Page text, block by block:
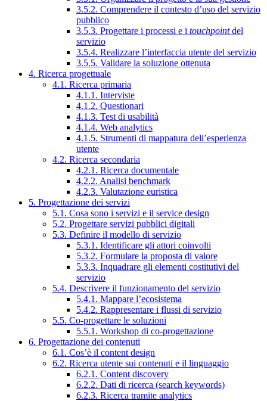
3.5.2. Comprendere il contesto d’uso del servizio
pubblico
3.5.3. Progettare i processi e i touchpointdel
servizio
3.5.4. Realizzare l’interfaccia utente del servizio
3.5.5. Validare la soluzione ottenuta
4. Ricerca progettuale
4.1. Ricerca primaria
4.1.1. Interviste
4.1.2. Questionari
4.1.3. Test di usabilità
4.1.4. Web analytics
4.1.5. Strumenti di mappatura dell’esperienza
utente
4.2. Ricerca secondaria
4.2.1. Ricerca documentale
4.2.2. Analisi benchmark
4.2.3. Valutazione euristica
5. Progettazione dei servizi
5.1. Cosa sono i servizi e il service design
5.2. Progettare servizi pubblici digitali
5.3. Definire il modello di servizio
5.3.1. Identificare gli attori coinvolti
5.3.2. Formulare la proposta di valore
5.3.3. Inquadrare gli elementi costitutivi del
servizio
5.4. Descrivere il funzionamento del servizio
5.4.1. Mappare l’ecosistema
5.4.2. Rappresentare i flussi di servizio
5.5. Co-progettare le soluzioni
5.5.1. Workshop di co-progettazione
6. Progettazione dei contenuti
6.1. Cos’è il content design
6.2. Ricerca utente sui contenuti e il linguaggio
6.2.1. Content discovery
6.2.2. Dati di ricerca (search keywords)
6.2.3. Ricerca tramite analytics